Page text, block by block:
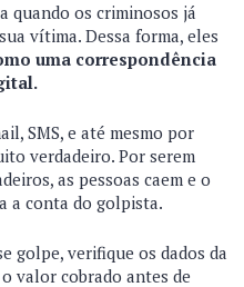
quando os criminosos já
vítima. Dessa forma, eles
uma correspondência
SMS, e até mesmo por
verdadeiro. Por serem
as pessoas caem e o
a conta do golpista.
golpe, verifique os dados da
valor cobrado antes de